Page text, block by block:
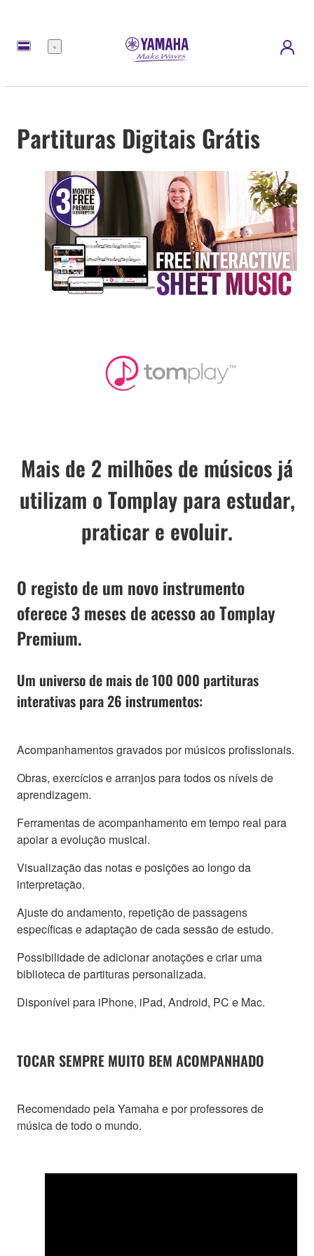
Menu
Partituras Digitais Grátis
Mais de 2 milhões de músicos já
utilizam o Tomplay para estudar,
praticar e evoluir.
O registo de um novo instrumento
oferece 3 meses de acesso ao Tomplay
Premium.
Um universo de mais de 100 000 partituras
interativas para 26 instrumentos:
Acompanhamentos gravados por músicos profissionais.
Obras, exercícios e arranjos para todos os níveis de
aprendizagem.
Ferramentas de acompanhamento em tempo real para
apoiar a evolução musical.
Visualização das notas e posições ao longo da
interpretação.
Ajuste do andamento, repetição de passagens
específicas e adaptação de cada sessão de estudo.
Possibilidade de adicionar anotações e criar uma
biblioteca de partituras personalizada.
Disponível para iPhone, iPad, Android, PC e Mac.
TOCAR SEMPRE MUITO BEM ACOMPANHADO
Recomendado pela Yamaha e por professores de
música de todo o mundo.